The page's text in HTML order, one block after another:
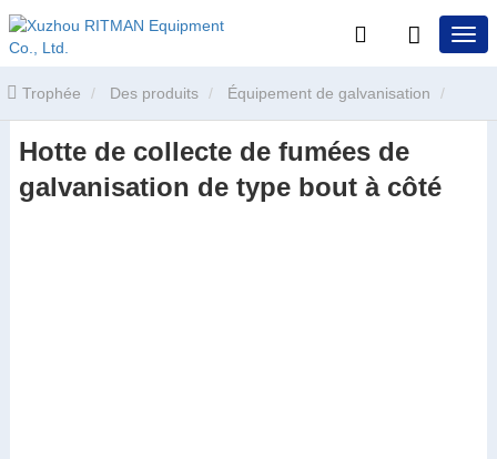
Trophée Des produits Équipement de galvanisation
Système de collecte et de traitement des fumées de galvanisation
Hotte de collecte de fumées de galvanisation de type bout à côté
Hotte de collecte de fumées de
galvanisation de type bout à côté